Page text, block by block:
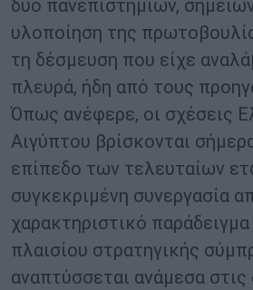
δύο πανεπιστημίων,
υλοποίηση της
τη δέσμευση που είχε
πλευρά, ήδη από τους
Όπως ανέφερε, οι σχέσεις
Αιγύπτου βρίσκονται
επίπεδο των τελευταίων
συγκεκριμένη συνεργασία
χαρακτηριστικό
πλαισίου στρατηγικής
αναπτύσσεται ανάμεσα